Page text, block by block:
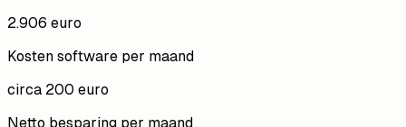
2.906 euro
Kosten software per maand
circa 200 euro
Netto besparing per maand